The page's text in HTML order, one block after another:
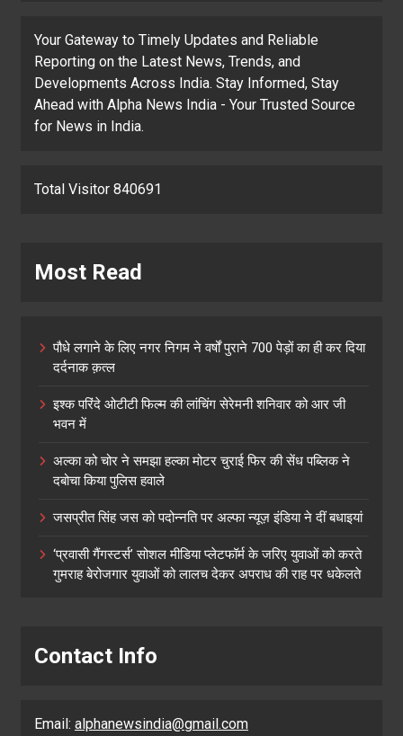
Your Gateway to Timely Updates and Reliable
Reporting on the Latest News, Trends, and
Developments Across India. Stay Informed, Stay
Ahead with Alpha News India - Your Trusted Source
for News in India.
Total Visitor 840691
Most Read
पौधे लगाने के लिए नगर निगम ने वर्षों पुराने 700 पेड़ों का ही कर दिया
दर्दनाक क़त्ल
इश्क परिंदे ओटीटी फिल्म की लांचिंग सेरेमनी शनिवार को आर जी
भवन में
अल्का को चोर ने समझा हल्का मोटर चुराई फिर की सेंध पब्लिक ने
दबोचा किया पुलिस हवाले
जसप्रीत सिंह जस को पदोन्नति पर अल्फा न्यूज़ इंडिया ने दीं बधाइयां
‘प्रवासी गैंगस्टर्स’ सोशल मीडिया प्लेटफॉर्म के जरिए युवाओं को करते
गुमराह बेरोजगार युवाओं को लालच देकर अपराध की राह पर धकेलते
Contact Info
Email: alphanewsindia@gmail.com